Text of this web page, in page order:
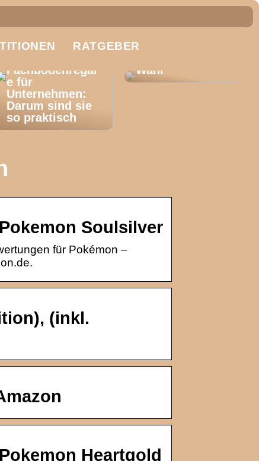
RATGEBER
Fachbodenregal
e für
Unternehmen:
Darum sind sie
so praktisch
So treffen Sie
Wahl
Soulsilver
für Pokémon –
(inkl.
Heartgold